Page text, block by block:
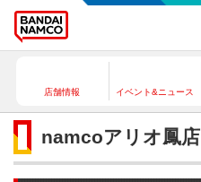
店舗情報 イベント&ニュース
namcoアリオ鳳店